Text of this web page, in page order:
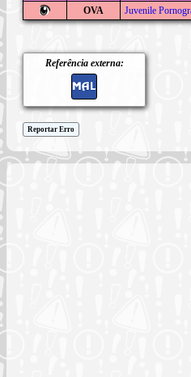
OVA
Juvenile
Referência externa:
Reportar Erro